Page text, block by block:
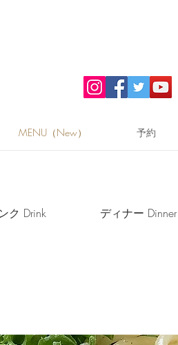
MENU（New） 予約
ク Drink ディナー Dinner